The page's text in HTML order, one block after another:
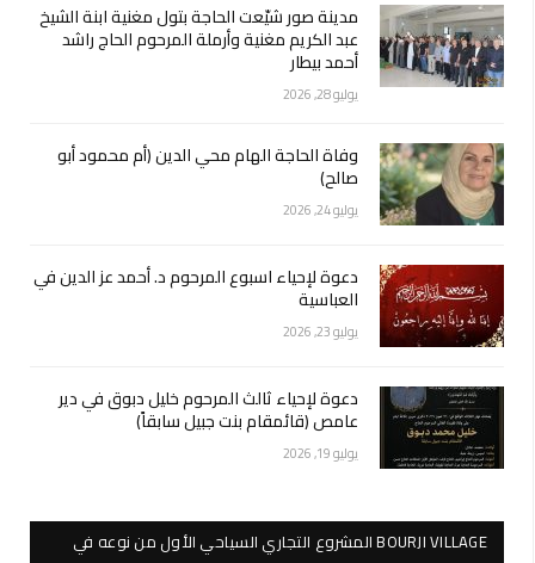
مدينة صور شيّعت الحاجة بتول مغنية ابنة الشيخ
عبد الكريم مغنية وأرملة المرحوم الحاج راشد
أحمد بيطار
يوليو 28, 2026
وفاة الحاجة الهام محي الدين (أم محمود أبو
صالح)
يوليو 24, 2026
دعوة لإحياء اسبوع المرحوم د. أحمد عز الدين في
العباسية
يوليو 23, 2026
دعوة لإحياء ثالث المرحوم خليل دبوق في دير
عامص (قائمقام بنت جبيل سابقاً)
يوليو 19, 2026
BOURJI VILLAGE المشروع التجاري السياحي الأول من نوعه في